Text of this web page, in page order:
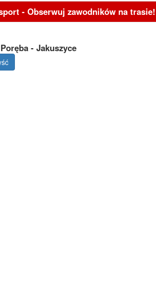
- Obserwuj zawodników na trasie!
- Jakuszyce